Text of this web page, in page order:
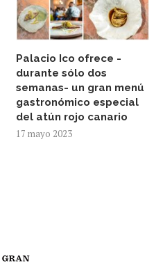
Palacio Ico ofrece -
durante sólo dos
semanas- un gran menú
gastronómico especial
del atún rojo canario
17 mayo 2023